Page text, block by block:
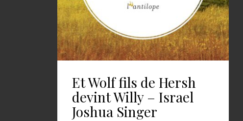
Et Wolf fils de Hersh
devint Willy – Israel
Joshua Singer